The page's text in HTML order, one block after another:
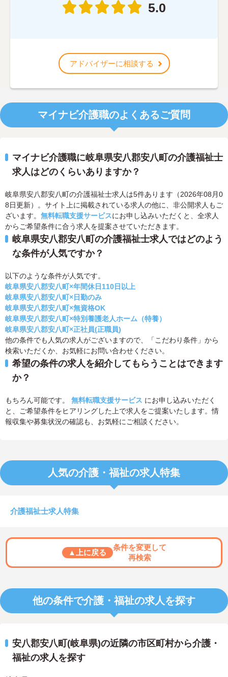
5.0
アドバイザーに相談する
マイナビ介護職のよくあるご質問
マイナビ介護職に岐阜県安八郡安八町の介護福祉士
求人はどのくらいありますか？
岐阜県安八郡安八町の介護福祉士求人は5件あります（2026年08月0
8日更新）。サイト上に掲載されている求人の他に、非公開求人もご
ざいます。 無料転職支援サービスにお申し込みいただくと、全求人
からご希望条件に合う求人を提案させていただきます。
岐阜県安八郡安八町の介護福祉士求人ではどのよう
な条件が人気ですか？
以下のような条件が人気です。
岐阜県安八郡安八町×年間休日110日以上
岐阜県安八郡安八町×日勤のみ
岐阜県安八郡安八町×無資格OK
岐阜県安八郡安八町×特別養護老人ホーム（特養）
岐阜県安八郡安八町×正社員(正職員)
他の条件でも人気の求人がございますので、「こだわり条件」から
検索いただくか、お気軽にお問い合わせください。
希望の条件の求人を紹介してもらうことはできます
か？
もちろん可能です。 無料転職支援サービス にお申し込みいただく
と、ご希望条件をヒアリングした上で求人をご提案いたします。情
報収集や募集状況の確認も、お気軽にご相談ください。
人気の介護・福祉の求人特集
介護福祉士求人特集
▲上に戻る
条件を変更して
再検索
他の条件で介護・福祉の求人を探す
安八郡安八町(岐阜県)の近隣の市区町村から介護・
福祉の求人を探す